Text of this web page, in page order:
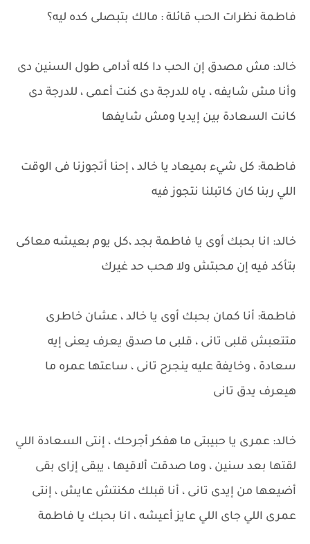
فاطمة نظرات الحب قائلة : مالك بتبصلى كده ليه؟
خالد: مش مصدق إن الحب دا كله أدامى طول السنين دى
وأنا مش شايفه ، ياه للدرجة دى كنت أعمى ، للدرجة دى
كانت السعادة بين إيديا ومش شايفها
فاطمة: كل شيء بميعاد يا خالد ، إحنا أتجوزنا فى الوقت
اللي ربنا كان كاتبلنا نتجوز فيه
خالد: انا بحبك أوى يا فاطمة بجد ،كل يوم بعيشه معاكى
بتأكد فيه إن محبتش ولا هحب حد غيرك
فاطمة: أنا كمان بحبك أوى يا خالد ، عشان خاطرى
متتعبش قلبى تانى ، قلبى ما صدق يعرف يعنى إيه
سعادة ، وخايفة عليه ينجرح تانى ، ساعتها عمره ما
هيعرف يدق تانى
خالد: عمرى يا حبيبتى ما هفكر أجرحك ، إنتى السعادة اللي
لقتها بعد سنين ، وما صدقت ألاقيها ، يبقى إزاى بقى
أضيعها من إيدى تانى ، أنا قبلك مكنتش عايش ، إنتى
عمرى اللي جاى اللي عايز أعيشه ، انا بحبك يا فاطمة